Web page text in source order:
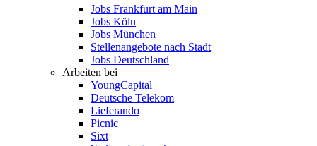
Jobs Frankfurt am Main
Jobs Köln
Jobs München
Stellenangebote nach Stadt
Jobs Deutschland
Arbeiten bei
YoungCapital
Deutsche Telekom
Lieferando
Picnic
Sixt